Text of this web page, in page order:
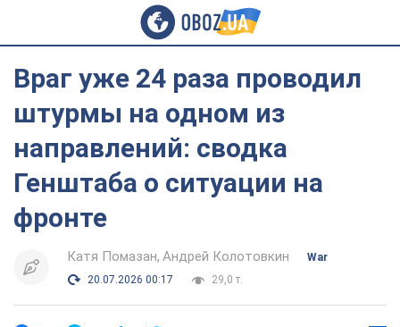
Враг уже 24 раза проводил
штурмы на одном из
направлений: сводка
Генштаба о ситуации на
фронте
Катя Помазан Андрей Колотовкин
War
20.07.2026 00:17
29,0 т.